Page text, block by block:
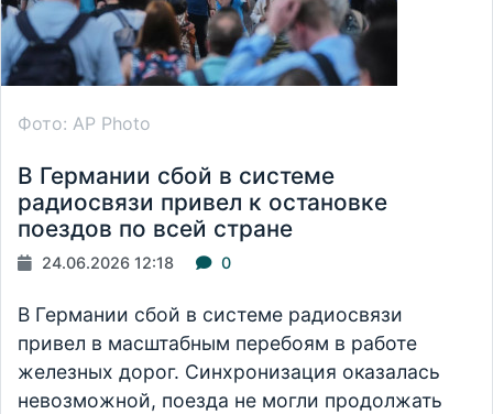
Фото: AP Photo
В Германии сбой в системе
радиосвязи привел к остановке
поездов по всей стране
24.06.2026 12:18 0
В Германии сбой в системе радиосвязи
привел в масштабным перебоям в работе
железных дорог. Синхронизация оказалась
невозможной, поезда не могли продолжать